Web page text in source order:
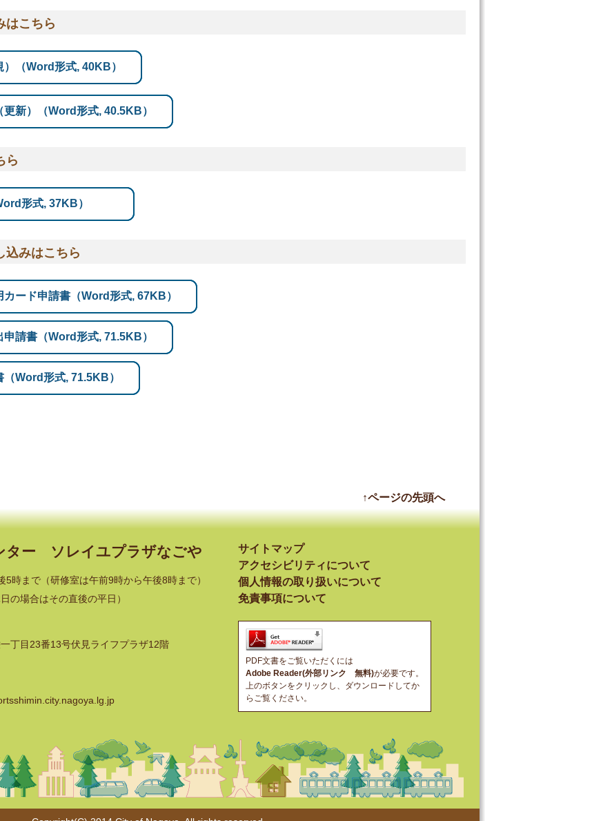
はこちら
（Word形式, 40KB）
新）（Word形式, 40.5KB）
ら
形式, 37KB）
込みはこちら
カード申請書（Word形式, 67KB）
請書（Word形式, 71.5KB）
Word形式, 71.5KB）
↑ページの先頭へ
ター ソレイユプラザなごや
5時まで （研修室は午前9時から午後8時まで）
日の場合はその直後の平日）
丁目23番13号伏見ライフプラザ12階
サイトマップ
アクセシビリティについて
個人情報の取り扱いについて
免責事項について
PDF文書をご覧いただくには
Adobe Reader(外部リンク 無料)が必要です。
上のボタンをクリックし、ダウンロードしてか
らご覧ください。